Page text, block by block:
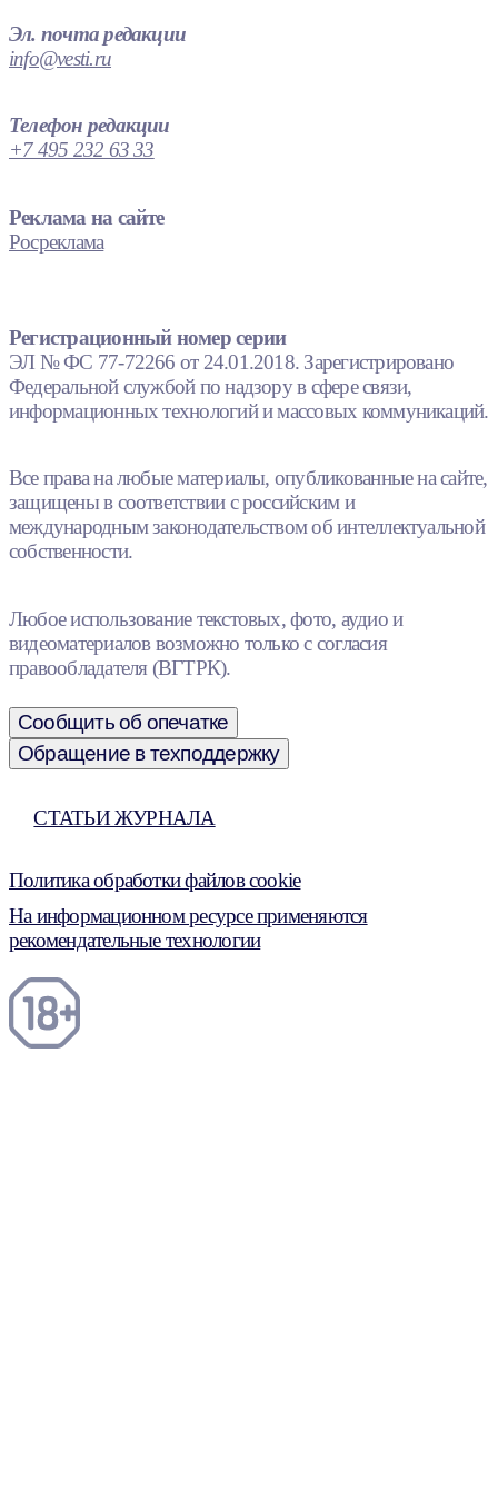
Эл. почта редакции
info@vesti.ru
Телефон редакции
+7 495 232 63 33
Реклама на сайте
Росреклама
Регистрационный номер серии
ЭЛ № ФС 77-72266 от 24.01.2018. Зарегистрировано
Федеральной службой по надзору в сфере связи,
информационных технологий и массовых коммуникаций.
Все права на любые материалы, опубликованные на сайте,
защищены в соответствии с российским и
международным законодательством об интеллектуальной
собственности.
Любое использование текстовых, фото, аудио и
видеоматериалов возможно только с согласия
правообладателя (ВГТРК).
Сообщить об опечатке
Обращение в техподдержку
СТАТЬИ ЖУРНАЛА
Политика обработки файлов cookie
На информационном ресурсе применяются
рекомендательные технологии